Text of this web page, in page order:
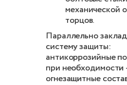
механической
торцов.
Параллельно
систему защиты:
антикоррозийные
при необходимости
огнезащитные